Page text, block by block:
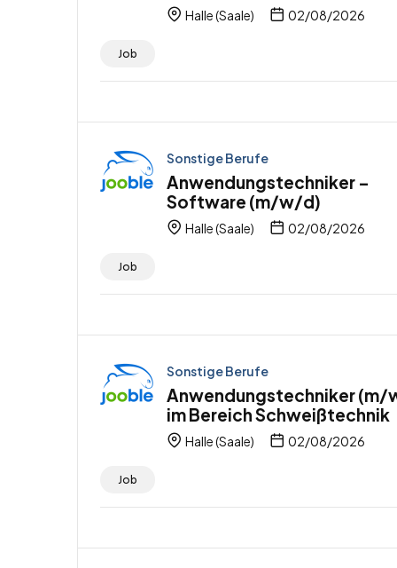
Halle (Saale) 02/08/2026
Job
Sonstige Berufe
Anwendungstechniker –
Software (m/w/d)
Halle (Saale) 02/08/2026
Job
Sonstige Berufe
Anwendungstechniker
im Bereich Schweißtechnik
Halle (Saale) 02/08/2026
Job